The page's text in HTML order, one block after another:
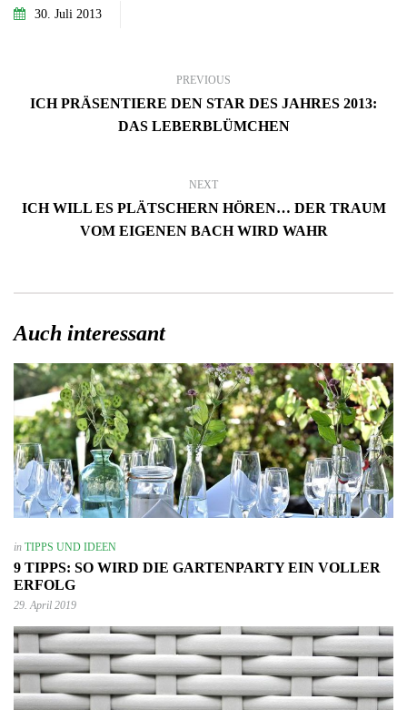
30. Juli 2013
PREVIOUS
ICH PRÄSENTIERE DEN STAR DES JAHRES 2013:
DAS LEBERBLÜMCHEN
NEXT
ICH WILL ES PLÄTSCHERN HÖREN… DER TRAUM
VOM EIGENEN BACH WIRD WAHR
Auch interessant
in TIPPS UND IDEEN
9 TIPPS: SO WIRD DIE GARTENPARTY EIN VOLLER
ERFOLG
29. April 2019